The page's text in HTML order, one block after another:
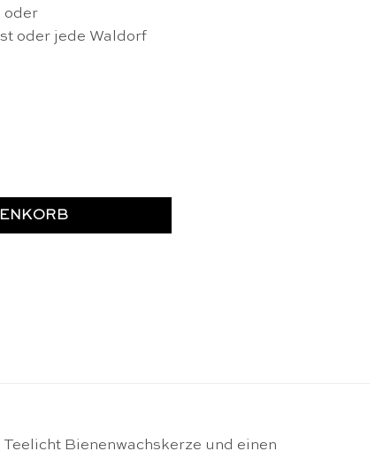
oder
oder jede Waldorf
Bienenwachskerze und einen